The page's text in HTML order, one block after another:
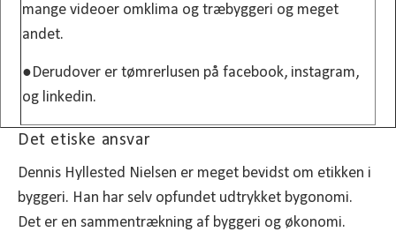
mange videoer omklima og træbyggeri og meget
andet.
●Derudover er tømrerlusen på facebook, instagram,
og linkedin.
Det etiske ansvar
Dennis Hyllested Nielsen er meget bevidst om etikken i
byggeri. Han har selv opfundet udtrykket bygonomi.
Det er en sammentrækning af byggeri og økonomi.